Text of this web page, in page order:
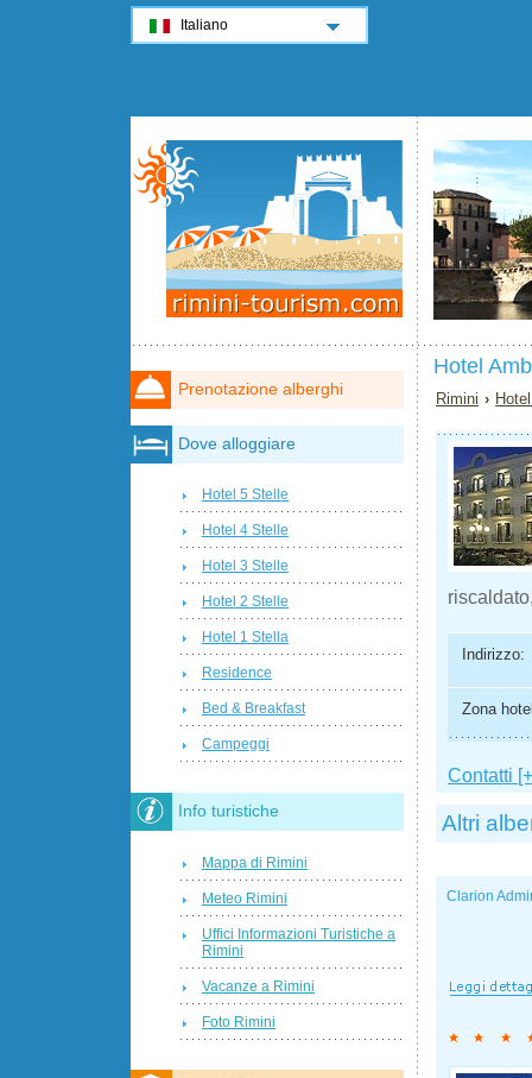
Hotel
Rimini ›
Indirizzo:
Zona
Contatti
Altri
Clarion
Prenotazione alberghi
Dove alloggiare
Hotel 5 Stelle
Hotel 4 Stelle
Hotel 3 Stelle
Hotel 2 Stelle
Hotel 1 Stella
Residence
Bed & Breakfast
Campeggi
Info turistiche
Mappa di Rimini
Meteo Rimini
Uffici Informazioni Turistiche a
Rimini
Vacanze a Rimini
Foto Rimini
Italiano